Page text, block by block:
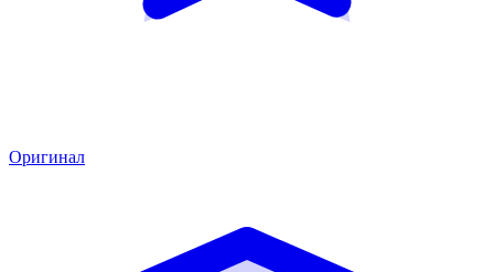
Оригинал